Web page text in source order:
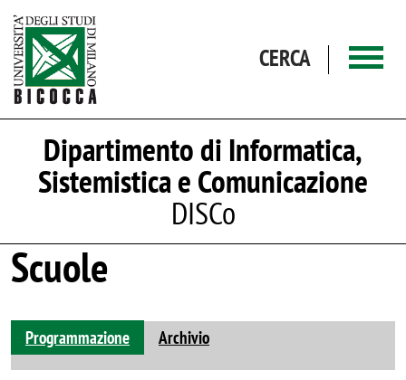
CERCA
Dipartimento di Informatica,
Sistemistica e Comunicazione
DISCo
Scuole
Programmazione Archivio